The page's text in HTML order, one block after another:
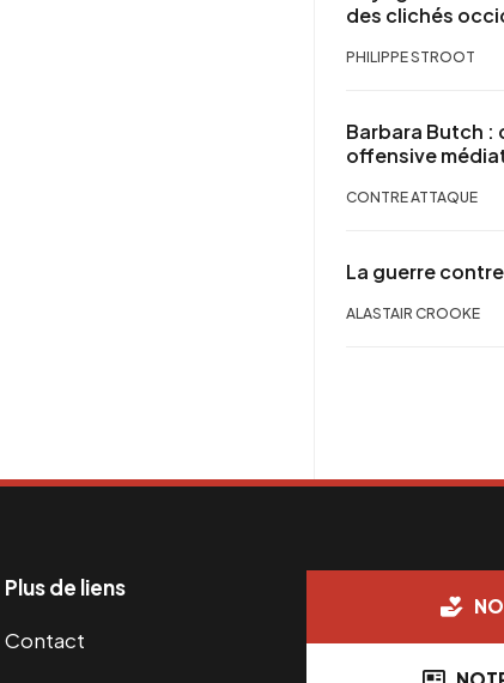
des clichés
PHILIPPE STROOT
Barbara Butch :
offensive
CONTRE ATTAQUE
La guerre
ALASTAIR CROOKE
Plus de liens
Contact